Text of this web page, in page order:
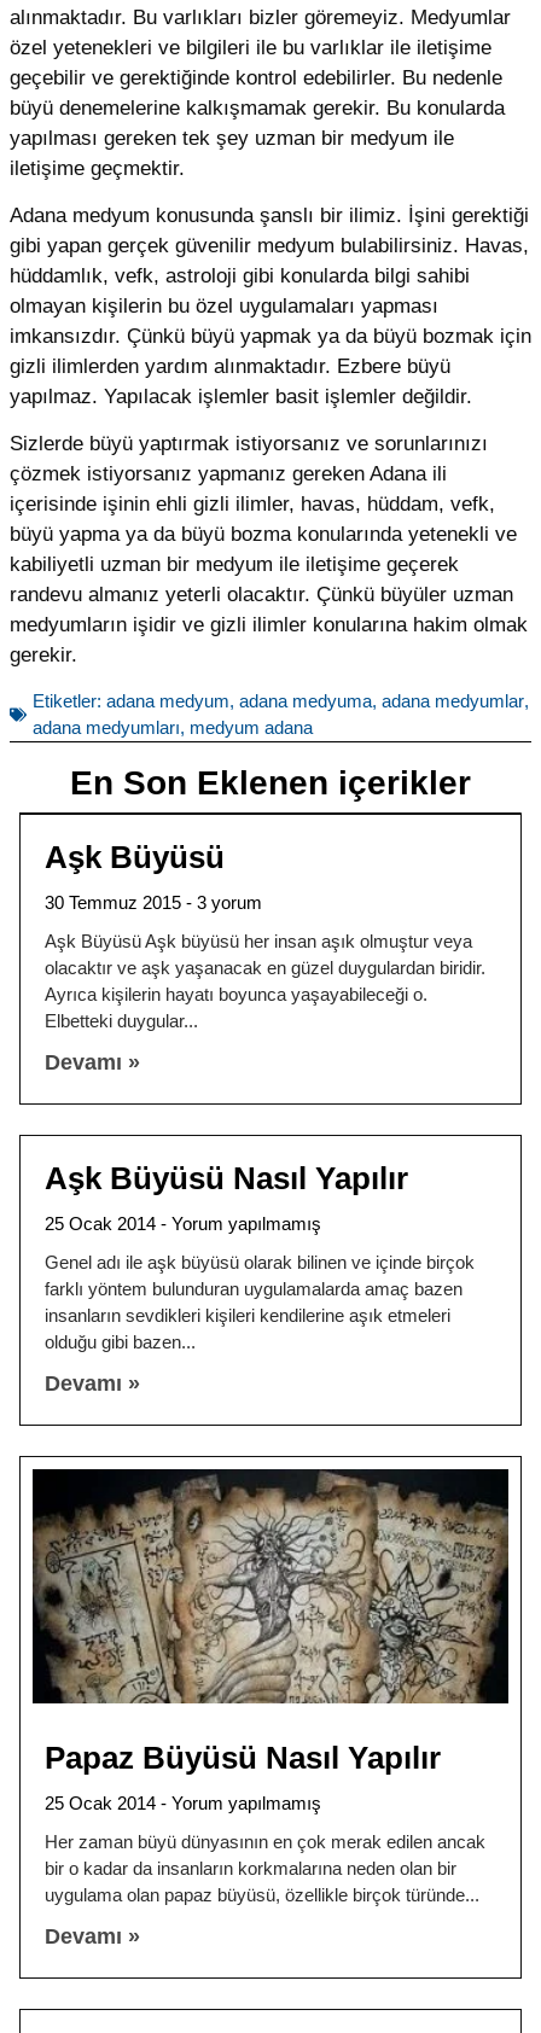
alınmaktadır. Bu varlıkları bizler göremeyiz. Medyumlar
özel yetenekleri ve bilgileri ile bu varlıklar ile iletişime
geçebilir ve gerektiğinde kontrol edebilirler. Bu nedenle
büyü denemelerine kalkışmamak gerekir. Bu konularda
yapılması gereken tek şey uzman bir medyum ile
iletişime geçmektir.
Adana medyum konusunda şanslı bir ilimiz. İşini gerektiği
gibi yapan gerçek güvenilir medyum bulabilirsiniz. Havas,
hüddamlık, vefk, astroloji gibi konularda bilgi sahibi
olmayan kişilerin bu özel uygulamaları yapması
imkansızdır. Çünkü büyü yapmak ya da büyü bozmak için
gizli ilimlerden yardım alınmaktadır. Ezbere büyü
yapılmaz. Yapılacak işlemler basit işlemler değildir.
Sizlerde büyü yaptırmak istiyorsanız ve sorunlarınızı
çözmek istiyorsanız yapmanız gereken Adana ili
içerisinde işinin ehli gizli ilimler, havas, hüddam, vefk,
büyü yapma ya da büyü bozma konularında yetenekli ve
kabiliyetli uzman bir medyum ile iletişime geçerek
randevu almanız yeterli olacaktır. Çünkü büyüler uzman
medyumların işidir ve gizli ilimler konularına hakim olmak
gerekir.
Etiketler: adana medyum, adana medyuma, adana medyumlar,
adana medyumları, medyum adana
En Son Eklenen içerikler
Aşk Büyüsü
30 Temmuz 2015
3 yorum
Aşk Büyüsü Aşk büyüsü her insan aşık olmuştur veya
olacaktır ve aşk yaşanacak en güzel duygulardan biridir.
Ayrıca kişilerin hayatı boyunca yaşayabileceği o.
Elbetteki duygular
Devamı »
Aşk Büyüsü Nasıl Yapılır
25 Ocak 2014
Yorum yapılmamış
Genel adı ile aşk büyüsü olarak bilinen ve içinde birçok
farklı yöntem bulunduran uygulamalarda amaç bazen
insanların sevdikleri kişileri kendilerine aşık etmeleri
olduğu gibi bazen
Devamı »
Papaz Büyüsü Nasıl Yapılır
25 Ocak 2014
Yorum yapılmamış
Her zaman büyü dünyasının en çok merak edilen ancak
bir o kadar da insanların korkmalarına neden olan bir
uygulama olan papaz büyüsü, özellikle birçok türünde
Devamı »